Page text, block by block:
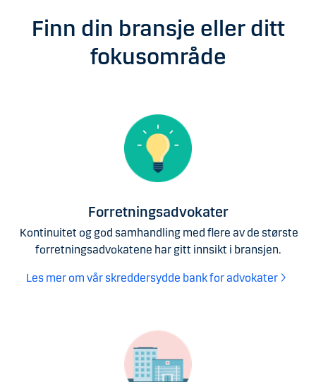
Finn din bransje eller ditt
fokusområde
Forretningsadvokater
Kontinuitet og god samhandling med flere av de største
forretningsadvokatene har gitt innsikt i bransjen.
Les mer om vår skreddersydde bank for advokater